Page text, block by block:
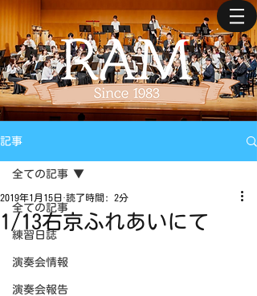
記事
全ての記事
練習日誌
演奏会情報
演奏会報告
全ての記事
1/13右京ふれあいにて
2019年1月15日 読了時間: 2分